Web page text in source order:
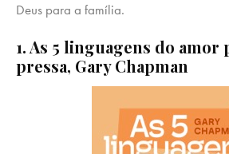
Deus para a família.
1. As 5 linguagens do amor
pressa, Gary Chapman